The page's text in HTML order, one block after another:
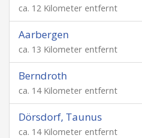
ca. 12 Kilometer entfernt
Aarbergen
ca. 13 Kilometer entfernt
Berndroth
ca. 14 Kilometer entfernt
Dörsdorf, Taunus
ca. 14 Kilometer entfernt